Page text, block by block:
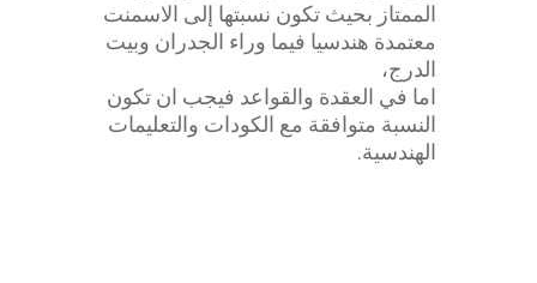
الممتاز بحيث تكون نسبتها إلى الاسمنت
معتمدة هندسيا فيما وراء الجدران وبيت
الدرج،
اما في العقدة والقواعد فيجب ان تكون
النسبة متوافقة مع الكودات والتعليمات
الهندسية.